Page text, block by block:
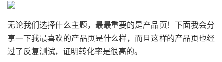
无论我们选择什么主题，最最重要的是产品页！下面我会分
享一下我最喜欢的产品页是什么样，而且这样的产品页也经
过了反复测试，证明转化率是很高的。